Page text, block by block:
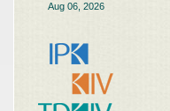
Aug 06, 2026